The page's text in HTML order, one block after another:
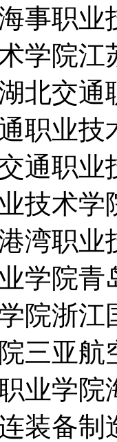
海事职
学院江
北交通
职业技
通职业
技术学
湾职业
学院青
院浙江
三亚航
业学院
装备制